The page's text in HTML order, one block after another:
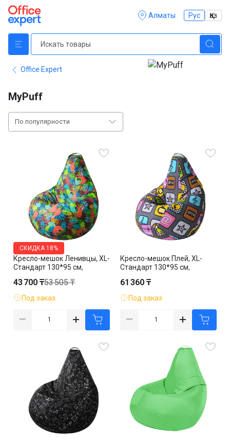
Алматы Рус Қаз
Office Expert
MyPuff
По популярности
Кресло-мешок Ленивцы, XL-
Стандарт 130*95 см,
СКИДКА 18%
43 700 ₸53 505 ₸
Под заказ
Кресло-мешок Плей, XL-
Стандарт 130*95 см,
61 360 ₸
Под заказ